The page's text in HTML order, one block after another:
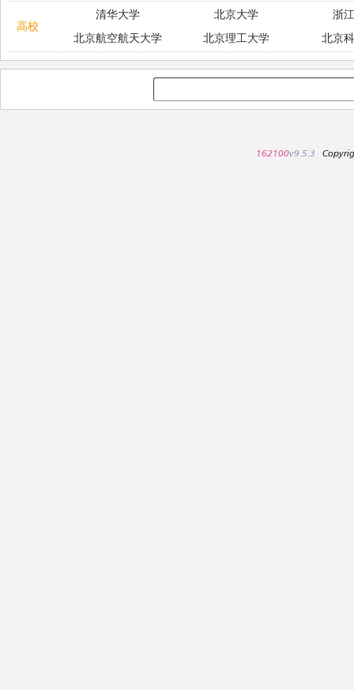
高校
清华大学 北京大学
浙
北京航空航天大学
北京理工大学 北京
162100v9.5.3